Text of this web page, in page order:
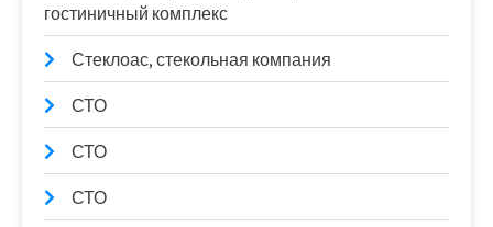
гостиничный комплекс
Стеклоас, стекольная компания
СТО
СТО
СТО